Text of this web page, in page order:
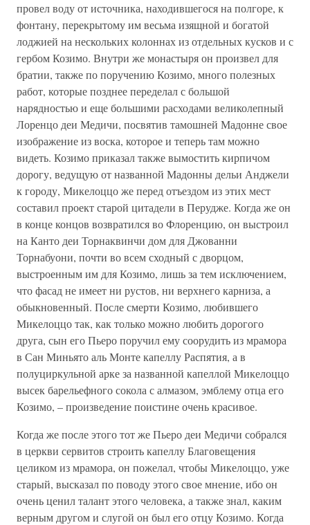
провел воду от источника, находившегося на полгоре, к
фонтану, перекрытому им весьма изящной и богатой
лоджией на нескольких колоннах из отдельных кусков и с
гербом Козимо. Внутри же монастыря он произвел для
братии, также по поручению Козимо, много полезных
работ, которые позднее переделал с большой
нарядностью и еще большими расходами великолепный
Лоренцо деи Медичи, посвятив тамошней Мадонне свое
изображение из воска, которое и теперь там можно
видеть. Козимо приказал также вымостить кирпичом
дорогу, ведущую от названной Мадонны дельи Анджели
к городу, Микелоццо же перед отъездом из этих мест
составил проект старой цитадели в Перудже. Когда же он
в конце концов возвратился во Флоренцию, он выстроил
на Канто деи Торнаквинчи дом для Джованни
Торнабуони, почти во всем сходный с дворцом,
выстроенным им для Козимо, лишь за тем исключением,
что фасад не имеет ни рустов, ни верхнего карниза, а
обыкновенный. После смерти Козимо, любившего
Микелоццо так, как только можно любить дорогого
друга, сын его Пьеро поручил ему соорудить из мрамора
в Сан Миньято аль Монте капеллу Распятия, а в
полуциркульной арке за названной капеллой Микелоццо
высек барельефного сокола с алмазом, эмблему отца его
Козимо, – произведение поистине очень красивое.
Когда же после этого тот же Пьеро деи Медичи собрался
в церкви сервитов строить капеллу Благовещения
целиком из мрамора, он пожелал, чтобы Микелоццо, уже
старый, высказал по поводу этого свое мнение, ибо он
очень ценил талант этого человека, а также знал, каким
верным другом и слугой он был его отцу Козимо. Когда